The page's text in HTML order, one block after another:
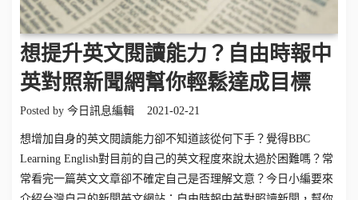
想提升英文閱讀能力？自由時報中
英對照新聞網幫你輕鬆達成目標
Posted by 今日訊息編輯 2021-02-21
想增加自身的英文閱讀能力卻不知道該從何下手？覺得BBC
Learning English對目前的自己的英文程度來說太過於困難嗎？常
常看完一篇英文文章卻不確定自己是否理解文意？今日小編要來